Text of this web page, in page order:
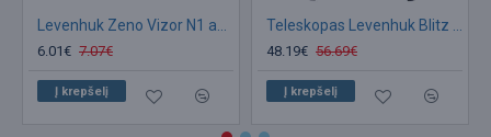
6.01€ 7.07€
Į krepšelį
48.19€ 56.69€
Į krepšelį